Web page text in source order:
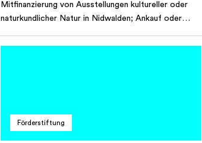
Mitfinanzierung von Ausstellungen kultureller oder
naturkundlicher Natur in Nidwalden; Ankauf oder
Kunstschaffens aus Gegenwart und Vergangenheit
Künstler; Veranstaltung künstlerischer Wettbewerbe
in Nidwalden; Förderung der Geschichtsschreibung,
Förderstiftung